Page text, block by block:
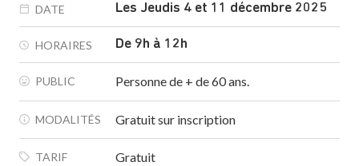
DATE Les Jeudis 4 et 11 décembre 2025
HORAIRES De 9h à 12h
PUBLIC Personne de + de 60 ans.
MODALITÉS Gratuit sur inscription
TARIF Gratuit